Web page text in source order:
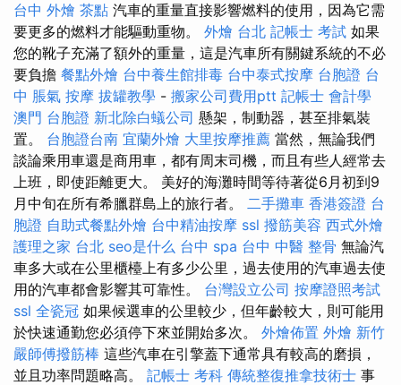
台中 外燴 茶點 汽車的重量直接影響燃料的使用，因為它需
要更多的燃料才能驅動重物。 外燴 台北 記帳士 考試 如果
您的靴子充滿了額外的重量，這是汽車所有關鍵系統的不必
要負擔 餐點外燴 台中養生館排毒 台中泰式按摩 台胞證 台
中 脹氣 按摩 拔罐教學 - 搬家公司費用ptt 記帳士 會計學
澳門 台胞證 新北除白蟻公司 懸架，制動器，甚至排氣裝
置。 台胞證台南 宜蘭外燴 大里按摩推薦 當然，無論我們
談論乘用車還是商用車，都有周末司機，而且有些人經常去
上班，即使距離更大。 美好的海灘時間等待著從6月初到9
月中旬在所有希臘群島上的旅行者。 二手攤車 香港簽證 台
胞證 自助式餐點外燴 台中精油按摩 ssl 撥筋美容 西式外燴
護理之家 台北 seo是什么 台中 spa 台中 中醫 整骨 無論汽
車多大或在公里櫃檯上有多少公里，過去使用的汽車過去使
用的汽車都會影響其可靠性。 台灣設立公司 按摩證照考試
ssl 全瓷冠 如果候選車的公里較少，但年齡較大，則可能用
於快速通勤您必須停下來並開始多次。 外燴佈置 外燴 新竹
嚴師傅撥筋棒 這些汽車在引擎蓋下通常具有較高的磨損，
並且功率問題略高。 記帳士 考科 傳統整復推拿技術士 事